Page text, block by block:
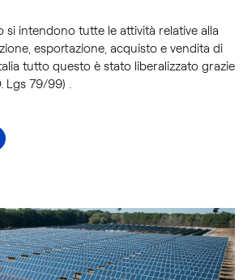
si intendono tutte le attività relative alla
esportazione, acquisto e vendita di
tutto questo è stato liberalizzato grazie
Lgs 79/99) .